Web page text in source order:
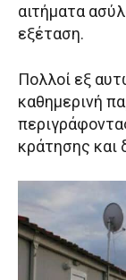
αιτήματα
εξέταση.
Πολλοί εξ
καθημερινή
κράτησης και